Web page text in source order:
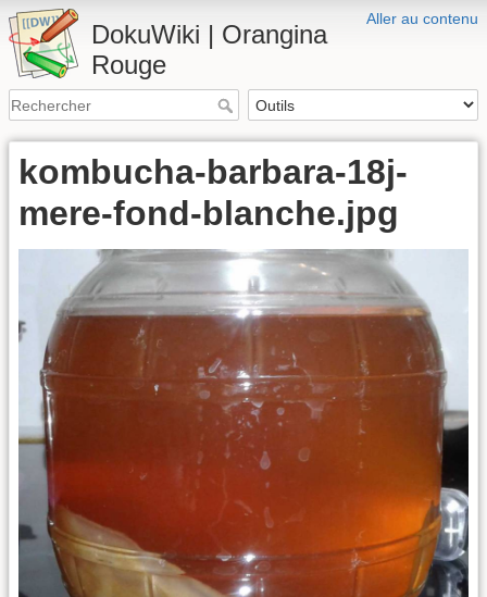
Aller au contenu
DokuWiki | Orangina
Rouge
kombucha-barbara-18j-
mere-fond-blanche.jpg